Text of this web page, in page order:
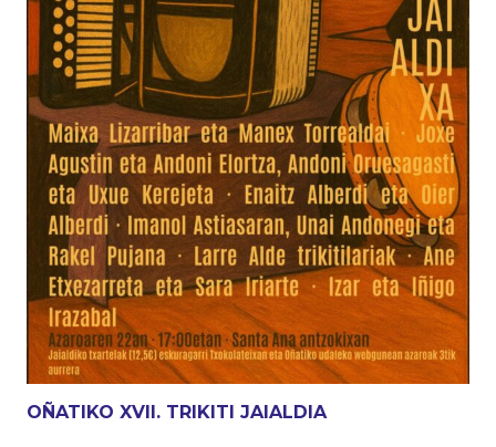
OÑATIKO XVII. TRIKITI JAIALDIA